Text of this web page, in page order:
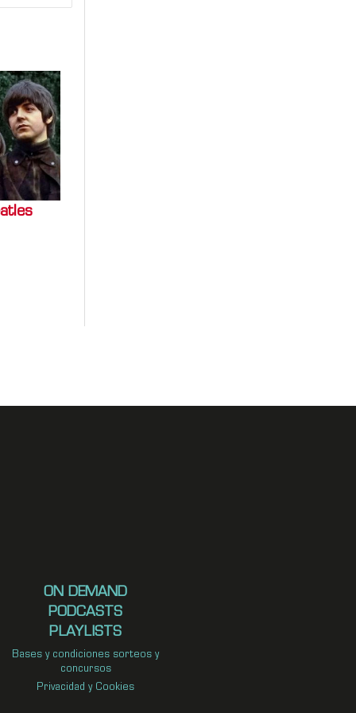
ON DEMAND
PODCASTS
PLAYLISTS
Bases y condiciones sorteos y
concursos
Privacidad y Cookies